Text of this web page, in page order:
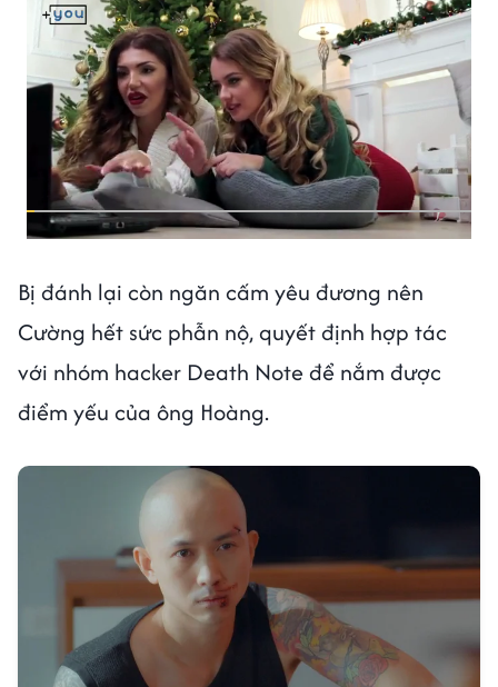
Bị đánh lại còn ngăn cấm yêu đương nên
Cường hết sức phẫn nộ, quyết định hợp tác
với nhóm hacker Death Note để nắm được
điểm yếu của ông Hoàng.